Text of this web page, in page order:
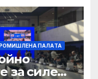
ПАЛAТА
за силен